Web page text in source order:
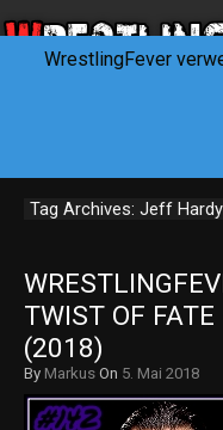
Tag Archives: Jeff Hardy
TWIST OF
(2018)
By Markus On 5. Mai 2018
WrestlingFever